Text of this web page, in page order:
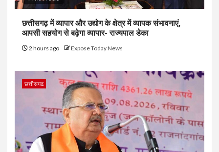
छत्तीसगढ़ में व्यापार और उद्योग के क्षेत्र में व्यापक संभावनाएं,
आपसी सहयोग से बढ़ेगा व्यापार- राज्यपाल डेका
2 hours ago Expose Today News
छत्तीसगढ